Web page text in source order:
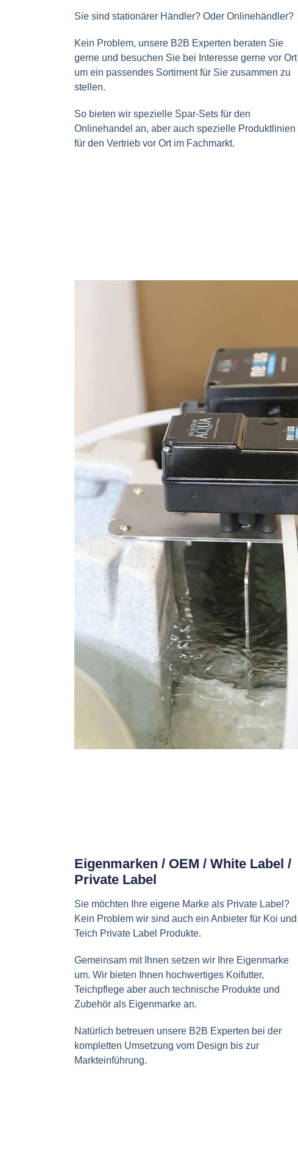
Sie sind stationärer Händler? Oder Onlinehändler?
Kein Problem, unsere B2B Experten beraten Sie
gerne und besuchen Sie bei Interesse gerne vor Ort
um ein passendes Sortiment für Sie zusammen zu
stellen.
So bieten wir spezielle Spar-Sets für den
Onlinehandel an, aber auch spezielle Produktlinien
für den Vertrieb vor Ort im Fachmarkt.
Eigenmarken / OEM / White Label /
Private Label
Sie möchten Ihre eigene Marke als Private Label?
Kein Problem wir sind auch ein Anbieter für Koi und
Teich Private Label Produkte.
Gemeinsam mit Ihnen setzen wir Ihre Eigenmarke
um. Wir bieten Ihnen hochwertiges Koifutter,
Teichpflege aber auch technische Produkte und
Zubehör als Eigenmarke an.
Natürlich betreuen unsere B2B Experten bei der
kompletten Umsetzung vom Design bis zur
Markteinführung.